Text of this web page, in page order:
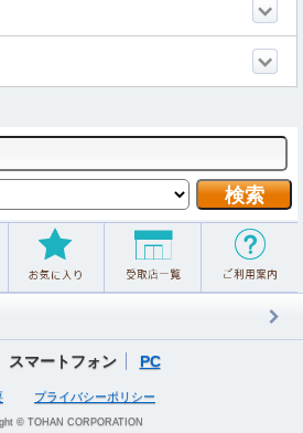
スマートフォン PC
プライバシーポリシー
© TOHAN CORPORATION